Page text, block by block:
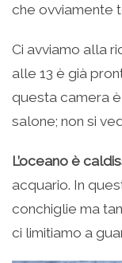
che ovviamente
Ci avviamo alla
alle 13 è già
questa camera
salone; non si
L’oceano è
acquario. In
conchiglie ma
ci limitiamo a